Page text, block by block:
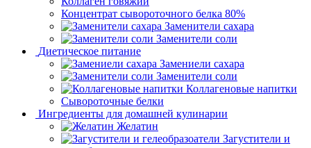
Концентрат сывороточного белка 80%
Заменители сахара
Заменители соли
Диетическое питание
Замениели сахара
Заменители соли
Коллагеновые напитки
Сывороточные белки
Ингредиенты для домашней кулинарии
Желатин
Загустители и